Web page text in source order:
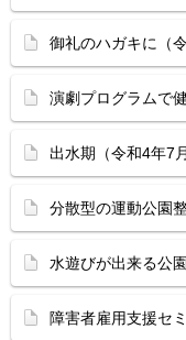
御礼のハガキに（
演劇プログラムで
出水期（令和4年7
分散型の運動公園
水遊びが出来る公
障害者雇用支援セ